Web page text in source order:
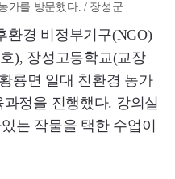
가를 방문했다. / 장성군
환경 비정부기구(NGO)
), 장성고등학교(교장
룡면 일대 친환경 농가
정을 진행했다. 강의실
는 작물을 택한 수업이